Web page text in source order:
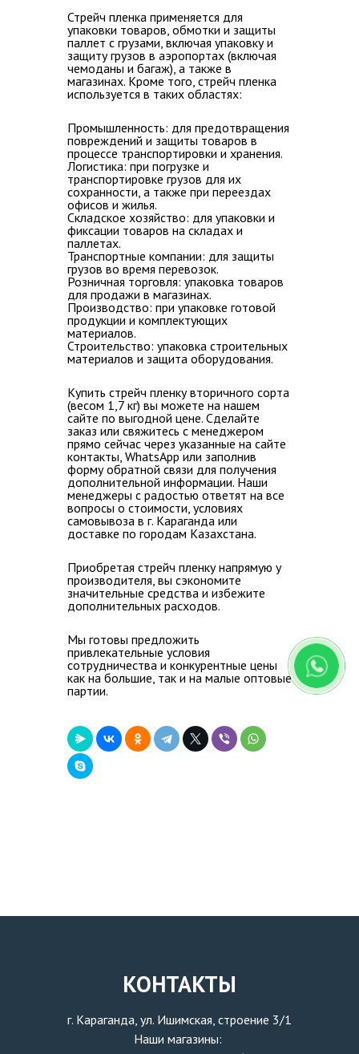
Стрейч пленка применяется для
упаковки товаров, обмотки и защиты
паллет с грузами, включая упаковку и
защиту грузов в аэропортах (включая
чемоданы и багаж), а также в
магазинах. Кроме того, стрейч пленка
используется в таких областях:
Промышленность: для предотвращения
повреждений и защиты товаров в
процессе транспортировки и хранения.
Логистика: при погрузке и
транспортировке грузов для их
сохранности, а также при переездах
офисов и жилья.
Складское хозяйство: для упаковки и
фиксации товаров на складах и
паллетах.
Транспортные компании: для защиты
грузов во время перевозок.
Розничная торговля: упаковка товаров
для продажи в магазинах.
Производство: при упаковке готовой
продукции и комплектующих
материалов.
Строительство: упаковка строительных
материалов и защита оборудования.
Купить стрейч пленку вторичного сорта
(весом 1,7 кг) вы можете на нашем
сайте по выгодной цене. Сделайте
заказ или свяжитесь с менеджером
прямо сейчас через указанные на сайте
контакты, WhatsApp или заполнив
форму обратной связи для получения
дополнительной информации. Наши
менеджеры с радостью ответят на все
вопросы о стоимости, условиях
самовывоза в г. Караганда или
доставке по городам Казахстана.
Приобретая стрейч пленку напрямую у
производителя, вы сэкономите
значительные средства и избежите
дополнительных расходов.
Мы готовы предложить
привлекательные условия
сотрудничества и конкурентные цены
как на большие, так и на малые оптовые
партии.
КОНТАКТЫ
г. Караганда, ул. Ишимская, строение 3/1
Наши магазины: